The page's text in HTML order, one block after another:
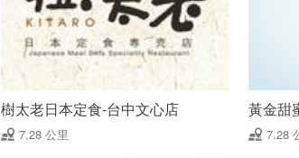
樹太老日本定食-台中文心店
7.28 公里
黃金甜
7.28